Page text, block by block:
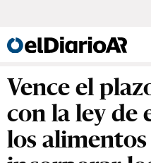
Vence el
con la ley de
los